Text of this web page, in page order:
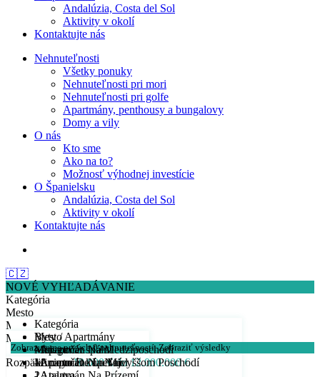
Andalúzia, Costa del Sol
Aktivity v okolí
Kontaktujte nás
Nehnuteľnosti
Všetky ponuky
Nehnuteľnosti pri mori
Nehnuteľnosti pri golfe
Apartmány, penthousy a bungalovy
Domy a vily
O nás
Kto sme
Ako na to?
Možnosť výhodnej investície
O Španielsku
Andalúzia, Costa del Sol
Aktivity v okolí
Kontaktujte nás
🇨🇿
NOVÉ VYHĽADÁVANIE
Kategória
Kategória
Byty / Apartmány
- Apartmán Na Medziposchodí
- Apartmán Na Najvyššom Poschodí
Mesto
Mesto
Malaga
- Arroyo De La Miel
Min. počet spálni
Min. počet spálni
1
Min. počet kúpeľní
Min. počet kúpeľní
Rozpätie cien: 10.000 € do 12.000.000 €
Zobrazujeme prvých0nehnuteľností.Zobraziť výsledky